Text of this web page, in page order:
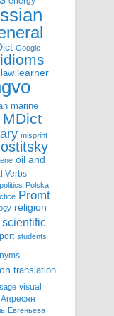
Google
idioms
law learner
marine
MDict
misprint
oil and
Verbs
politics Polska
Promt
religion
scientific
students
translation
visual
Апресян
Евгеньева